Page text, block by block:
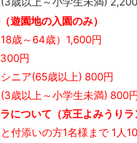
遊園地の入園のみ）
歳～64歳）1,600円
円
ニア(65歳以上) 800円
歳以上～小学生未満) 800
について（京王よみうりラ
付添いの方1名様まで 1人